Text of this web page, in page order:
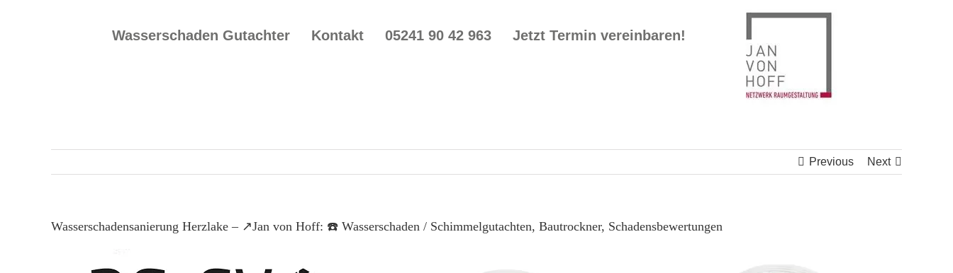
Wasserschaden Gutachter Kontakt 05241 90 42 963 Jetzt Termin vereinbaren!
Previous Next
Wasserschadensanierung Herzlake – ↗️Jan von Hoff: ☎️ Wasserschaden / Schimmelgutachten, Bautrockner, Schadensbewertungen